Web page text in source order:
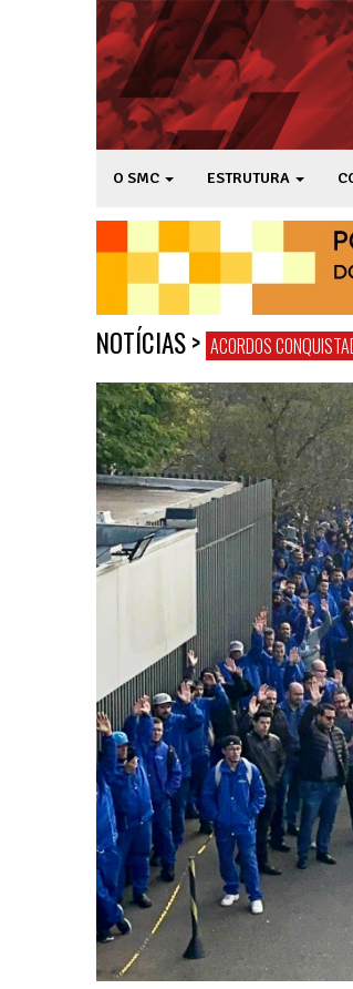
O SMC ESTRUTURA
NOTÍCIAS> ACORDOS